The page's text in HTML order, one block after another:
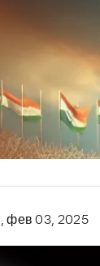
, фев 03, 2025